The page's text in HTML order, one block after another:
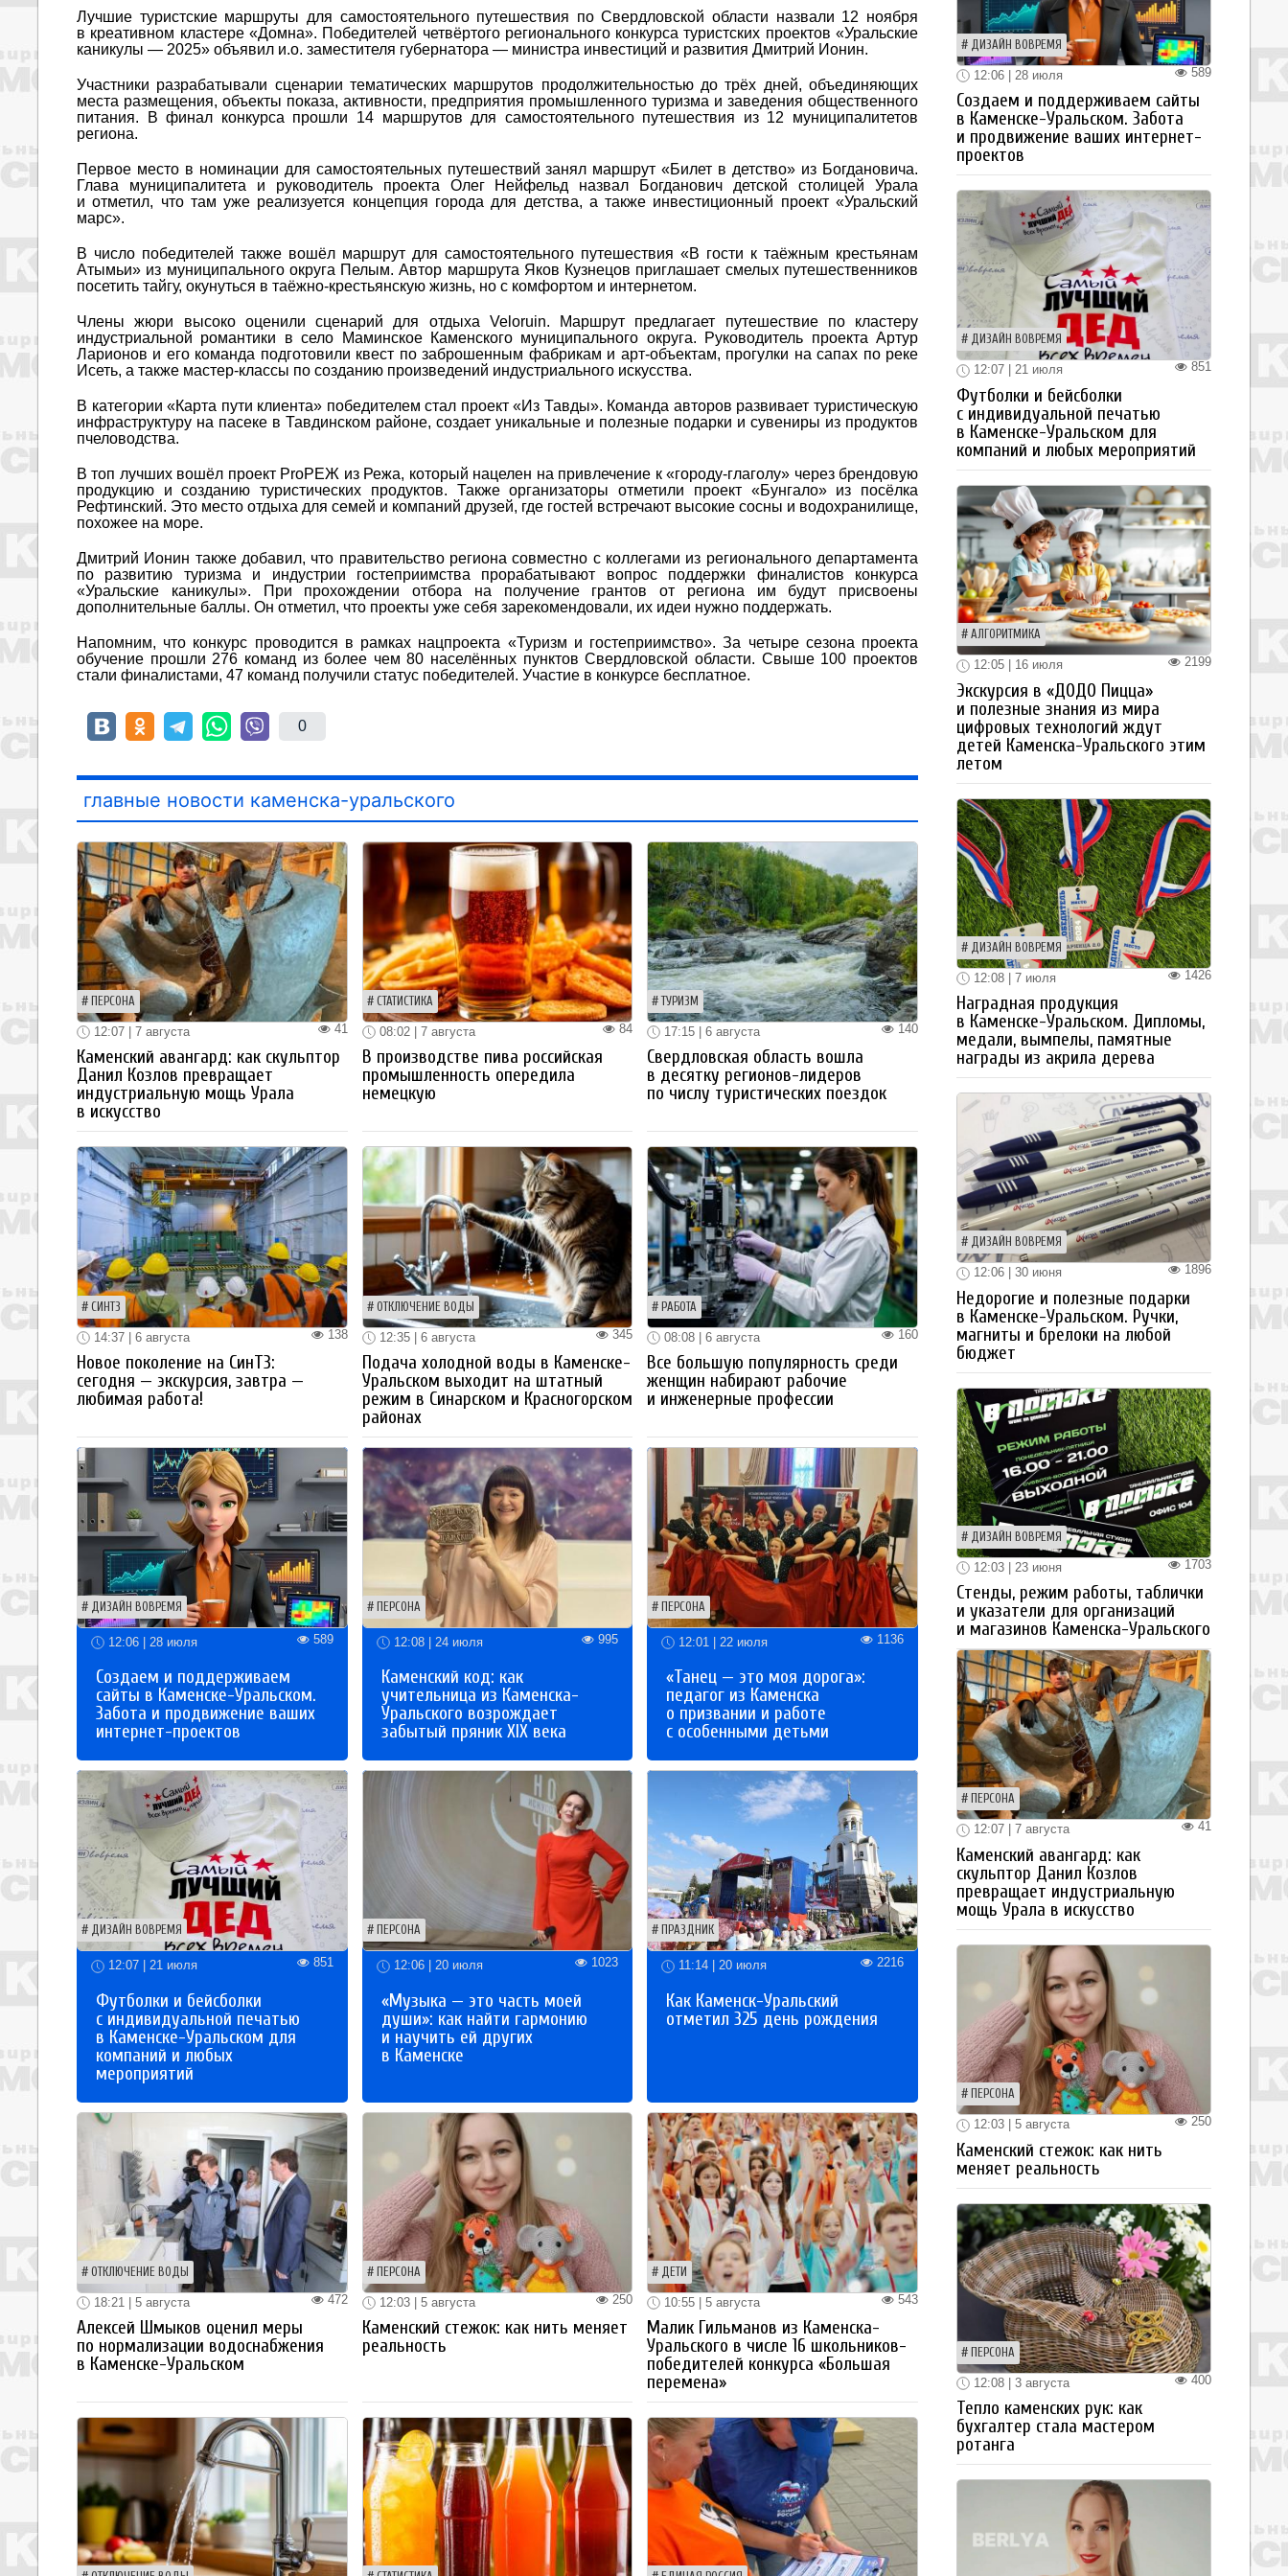
Лучшие туристские маршруты для самостоятельного путешествия по Свердловской области назвали 12 ноября
в креативном кластере «Домна». Победителей четвёртого регионального конкурса туристских проектов «Уральские
каникулы — 2025» объявил и.о. заместителя губернатора — министра инвестиций и развития Дмитрий Ионин.
Участники разрабатывали сценарии тематических маршрутов продолжительностью до трёх дней, объединяющих
места размещения, объекты показа, активности, предприятия промышленного туризма и заведения общественного
питания. В финал конкурса прошли 14 маршрутов для самостоятельного путешествия из 12 муниципалитетов
региона.
Первое место в номинации для самостоятельных путешествий занял маршрут «Билет в детство» из Богдановича.
Глава муниципалитета и руководитель проекта Олег Нейфельд назвал Богданович детской столицей Урала
и отметил, что там уже реализуется концепция города для детства, а также инвестиционный проект «Уральский
марс».
В число победителей также вошёл маршрут для самостоятельного путешествия «В гости к таёжным крестьянам
Атымьи» из муниципального округа Пелым. Автор маршрута Яков Кузнецов приглашает смелых путешественников
посетить тайгу, окунуться в таёжно-крестьянскую жизнь, но с комфортом и интернетом.
Члены жюри высоко оценили сценарий для отдыха Veloruin. Маршрут предлагает путешествие по кластеру
индустриальной романтики в село Маминское Каменского муниципального округа. Руководитель проекта Артур
Ларионов и его команда подготовили квест по заброшенным фабрикам и арт-объектам, прогулки на сапах по реке
Исеть, а также мастер-классы по созданию произведений индустриального искусства.
В категории «Карта пути клиента» победителем стал проект «Из Тавды». Команда авторов развивает туристическую
инфраструктуру на пасеке в Тавдинском районе, создает уникальные и полезные подарки и сувениры из продуктов
пчеловодства.
В топ лучших вошёл проект ProРЕЖ из Режа, который нацелен на привлечение к «городу-глаголу» через брендовую
продукцию и созданию туристических продуктов. Также организаторы отметили проект «Бунгало» из посёлка
Рефтинский. Это место отдыха для семей и компаний друзей, где гостей встречают высокие сосны и водохранилище,
похожее на море.
Дмитрий Ионин также добавил, что правительство региона совместно с коллегами из регионального департамента
по развитию туризма и индустрии гостеприимства прорабатывают вопрос поддержки финалистов конкурса
«Уральские каникулы». При прохождении отбора на получение грантов от региона им будут присвоены
дополнительные баллы. Он отметил, что проекты уже себя зарекомендовали, их идеи нужно поддержать.
Напомним, что конкурс проводится в рамках нацпроекта «Туризм и гостеприимство». За четыре сезона проекта
обучение прошли 276 команд из более чем 80 населённых пунктов Свердловской области. Свыше 100 проектов
стали финалистами, 47 команд получили статус победителей. Участие в конкурсе бесплатное.
0
главные новости каменска-уральского
ПЕРСОНА
41
12:07 | 7 августа
Каменский авангард: как скульптор
Данил Козлов превращает
индустриальную мощь Урала
в искусство
СТАТИСТИКА
84
08:02 | 7 августа
В производстве пива российская
промышленность опередила
немецкую
ТУРИЗМ
140
17:15 | 6 августа
Свердловская область вошла
в десятку регионов-лидеров
по числу туристических поездок
СИНТЗ
138
14:37 | 6 августа
Новое поколение на СинТЗ:
сегодня — экскурсия, завтра —
любимая работа!
ОТКЛЮЧЕНИЕ ВОДЫ
345
12:35 | 6 августа
Подача холодной воды в Каменске-
Уральском выходит на штатный
режим в Синарском и Красногорском
районах
РАБОТА
160
08:08 | 6 августа
Все большую популярность среди
женщин набирают рабочие
и инженерные профессии
ДИЗАЙН ВОВРЕМЯ
12:06 | 28 июля 589
Создаем и поддерживаем
сайты в Каменске-Уральском.
Забота и продвижение ваших
интернет-проектов
ПЕРСОНА
12:08 | 24 июля 995
Каменский код: как
учительница из Каменска-
Уральского возрождает
забытый пряник XIX века
ПЕРСОНА
12:01 | 22 июля 1136
«Танец — это моя дорога»:
педагог из Каменска
о призвании и работе
с особенными детьми
ДИЗАЙН ВОВРЕМЯ
12:07 | 21 июля 851
Футболки и бейсболки
с индивидуальной печатью
в Каменске-Уральском для
компаний и любых
мероприятий
ПЕРСОНА
12:06 | 20 июля 1023
«Музыка — это часть моей
души»: как найти гармонию
и научить ей других
в Каменске
ПРАЗДНИК
11:14 | 20 июля 2216
Как Каменск-Уральский
отметил 325 день рождения
ОТКЛЮЧЕНИЕ ВОДЫ
472
18:21 | 5 августа
Алексей Шмыков оценил меры
по нормализации водоснабжения
в Каменске-Уральском
ПЕРСОНА
250
12:03 | 5 августа
Каменский стежок: как нить меняет
реальность
ДЕТИ
543
10:55 | 5 августа
Малик Гильманов из Каменска-
Уральского в числе 16 школьников-
победителей конкурса «Большая
перемена»
ДИЗАЙН ВОВРЕМЯ
589
12:06 | 28 июля
Создаем и поддерживаем сайты
в Каменске-Уральском. Забота
и продвижение ваших интернет-
проектов
ДИЗАЙН ВОВРЕМЯ
851
12:07 | 21 июля
Футболки и бейсболки
с индивидуальной печатью
в Каменске-Уральском для
компаний и любых мероприятий
АЛГОРИТМИКА
2199
12:05 | 16 июля
Экскурсия в «ДОДО Пицца»
и полезные знания из мира
цифровых технологий ждут
детей Каменска-Уральского этим
летом
ДИЗАЙН ВОВРЕМЯ
1426
12:08 | 7 июля
Наградная продукция
в Каменске-Уральском. Дипломы,
медали, вымпелы, памятные
награды из акрила дерева
ДИЗАЙН ВОВРЕМЯ
1896
12:06 | 30 июня
Недорогие и полезные подарки
в Каменске-Уральском. Ручки,
магниты и брелоки на любой
бюджет
ДИЗАЙН ВОВРЕМЯ
1703
12:03 | 23 июня
Стенды, режим работы, таблички
и указатели для организаций
и магазинов Каменска-Уральского
ПЕРСОНА
41
12:07 | 7 августа
Каменский авангард: как
скульптор Данил Козлов
превращает индустриальную
мощь Урала в искусство
ПЕРСОНА
250
12:03 | 5 августа
Каменский стежок: как нить
меняет реальность
ПЕРСОНА
400
12:08 | 3 августа
Тепло каменских рук: как
бухгалтер стала мастером
ротанга